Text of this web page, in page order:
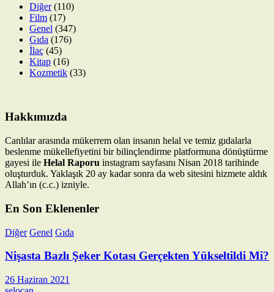
Diğer(110)
Film (17)
Genel (347)
Gıda (176)
İlaç (45)
Kitap (16)
Kozmetik (33)
Hakkımızda
Canlılar arasında mükerrem olan insanın helal ve temiz gıdalarla
beslenme mükellefiyetini bir bilinçlendirme platformuna dönüştürme
gayesi ile Helal Raporu instagram sayfasını Nisan 2018 tarihinde
oluşturduk. Yaklaşık 20 ay kadar sonra da web sitesini hizmete aldık
Allah’ın (c.c.) izniyle.
En Son Eklenenler
Diğer Genel Gıda
Nişasta Bazlı Şeker Kotası Gerçekten Yükseltildi Mi?
26 Haziran 2021